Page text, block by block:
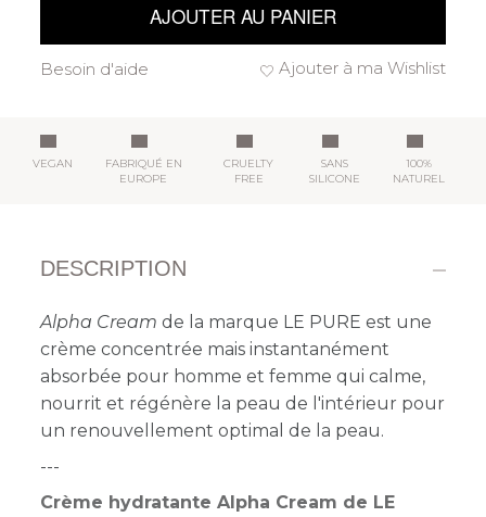
AJOUTER AU PANIER
Ajouter à ma Wishlist
Besoin d'aide
VEGAN
FABRIQUÉ EN
EUROPE
CRUELTY
FREE
SANS
SILICONE
100%
NATUREL
DESCRIPTION
Alpha Creamde la marque LE PURE est une
crème concentrée mais instantanément
absorbée pour homme et femme qui calme,
nourrit et régénère la peau de l'intérieur pour
un renouvellement optimal de la peau.
---
Crème hydratante Alpha Cream de LE